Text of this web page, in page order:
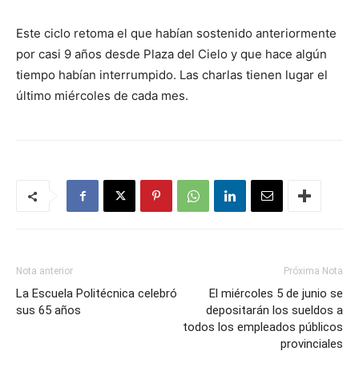
Este ciclo retoma el que habían sostenido anteriormente
por casi 9 años desde Plaza del Cielo y que hace algún
tiempo habían interrumpido. Las charlas tienen lugar el
último miércoles de cada mes.
Nota anterior
La Escuela Politécnica celebró
sus 65 años
Próxima Nota
El miércoles 5 de junio se
depositarán los sueldos a
todos los empleados públicos
provinciales